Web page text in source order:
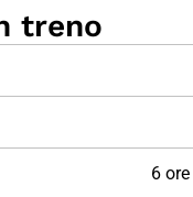
treno
6